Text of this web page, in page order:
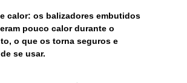
calor: os balizadores embutidos
pouco calor durante o
o que os torna seguros e
se usar.